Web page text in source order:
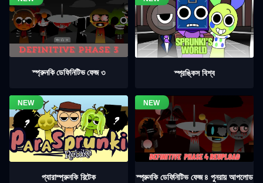
স্প্রুনকি ডেফিনিটিভ ফেজ ৩ স্প্রঙ্কিস বিশ্ব
প্যারাস্প্রুনকি রিটেক স্প্রুনকি ডেফিনিটিভ ফেজ ৪ পুনরায় আপলোড